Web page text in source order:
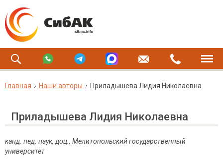
Главная Наши авторы Приладышева Лидия Николаевна
Приладышева Лидия Николаевна
канд. пед. наук, доц., Мелитопольский государственный
университет